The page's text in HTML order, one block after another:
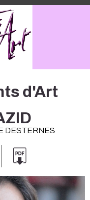
d'Art
DESTERNES